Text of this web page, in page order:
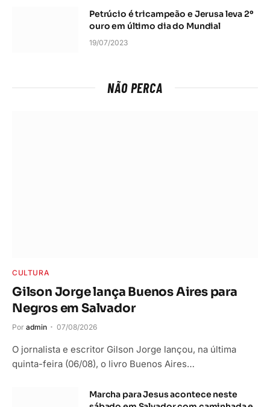
Petrúcio é tricampeão e Jerusa leva 2º
ouro em último dia do Mundial
19/07/2023
NÃO PERCA
CULTURA
Gilson Jorge lança Buenos Aires para
Negros em Salvador
Por admin 07/08/2026
O jornalista e escritor Gilson Jorge lançou, na última
quinta-feira (06/08), o livro Buenos Aires…
Marcha para Jesus acontece neste